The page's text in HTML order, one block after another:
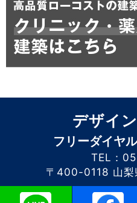
デザイ
フリーダイヤ
TEL：
〒400-0118 山梨
このホームページに掲載されるコンテン